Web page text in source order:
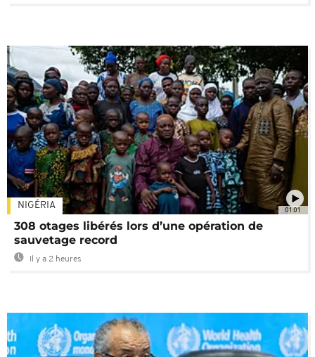
01:01
NIGÉRIA
308 otages libérés lors d’une opération de
sauvetage record
Il y a 2 heures